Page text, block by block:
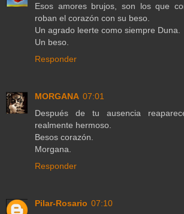
Esos amores brujos, son los que
roban el corazón con su beso.
Un agrado leerte como siempre Duna.
Un beso.
Responder
MORGANA 07:01
Después de tu ausencia
realmente hermoso.
Besos corazón.
Morgana.
Responder
Pilar-Rosario 07:10